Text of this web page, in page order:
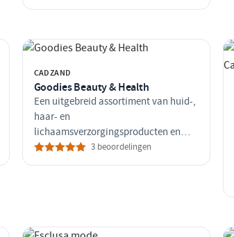
CADZAND
Goodies Beauty & Health
Een uitgebreid assortiment van huid-,
haar- en
lichaamsverzorgingsproducten en
vitaliteitsproducten.3 beoordelingen